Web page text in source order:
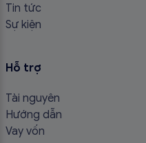
Tin tức
Sự kiện
Hỗ trợ
Tài nguyên
Hướng dẫn
Vay vốn